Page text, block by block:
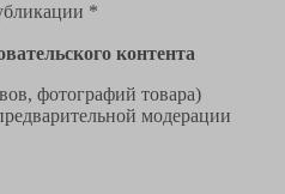
*
контента
фотографий товара)
модерации